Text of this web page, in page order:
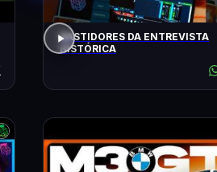
BASTIDORES DA ENTREVISTA
HISTÓRICA